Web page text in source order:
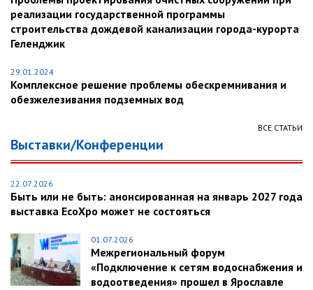
реализации государственной программы
строительства дождевой канализации города-курорта
Геленджик
29.01.2024
Комплексное решение проблемы обескремнивания и
обезжелезивания подземных вод
ВСЕ СТАТЬИ
Выставки/Конференции
22.07.2026
Быть или не быть: анонсированная на январь 2027 года
выставка EcoXpo может не состояться
01.07.2026
Межрегиональный форум
«Подключение к сетям водоснабжения и
водоотведения» прошел в Ярославле